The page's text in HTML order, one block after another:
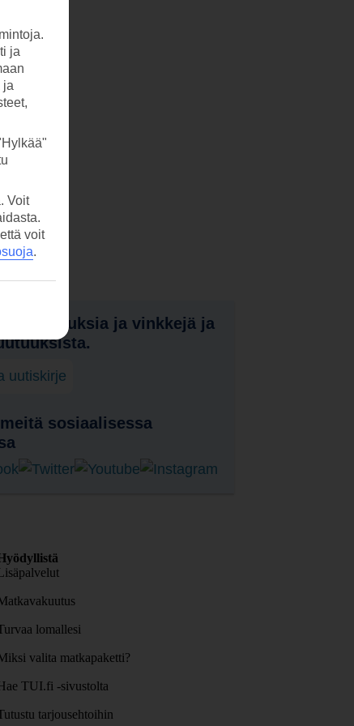
tarjouksia ja vinkkejä ja
uutiskirje
sosiaalisessa
lomallesi
valita matkapaketti?
TUI.fi -sivustolta
tarjousehtoihin
ja
ja
Voit
voit
.